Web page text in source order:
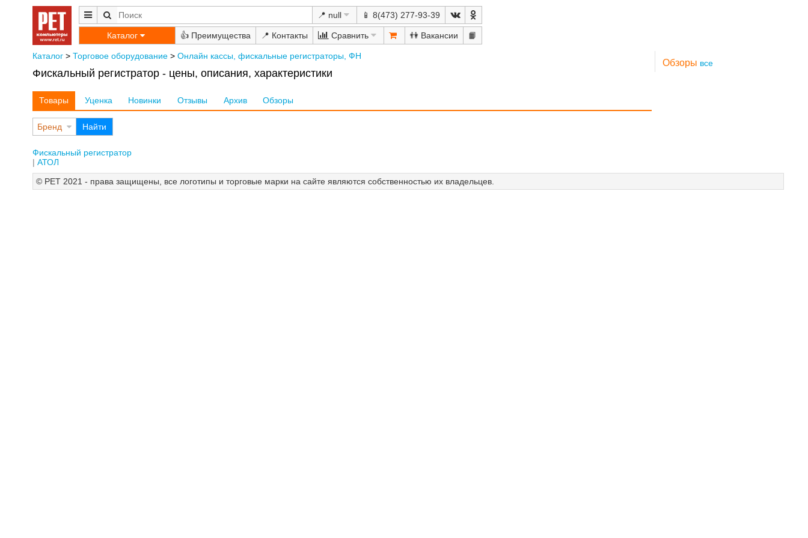
📍 null 📱 8(473) 277-93-39
Каталог 👍 📍 Сравнить 👫 📙
Каталог> Торговое оборудование> Онлайн кассы, фискальные регистраторы, ФН
Фискальный регистратор - цены, описания, характеристики
Товары Уценка Новинки Отзывы Архив Обзоры
Бренд Найти
Фискальный регистратор
АТОЛ
Обзоры все
© РЕТ 2021 - права защищены, все логотипы и торговые марки на сайте являются собственностью их владельцев.